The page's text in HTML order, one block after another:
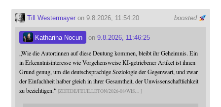
boosted
Till Westermayeron 9.8.2026, 11:54:20
Katharina Nocun on 9.8.2026, 11:46:25
„Wie die Autor:innen auf diese Deutung kommen, bleibt ihr Geheimnis. Ein
in Erkenntnisinteresse wie Vorgehensweise KI-getriebener Artikel ist ihnen
Grund genug, um die deutschsprachige Soziologie der Gegenwart, und zwar
der Einfachheit halber gleich in ihrer Gesamtheit, der Unwissenschaftlichkeit
zu bezichtigen.“ ZEIT.DE/FEUILLETON/2026-08/WIS